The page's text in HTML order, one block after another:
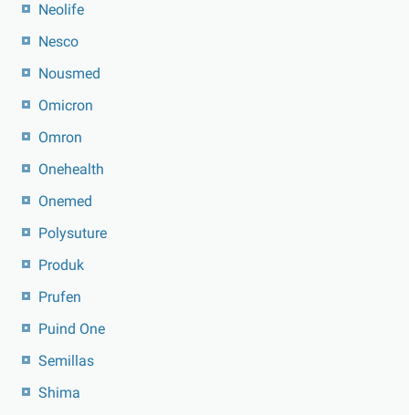
Neolife
Nesco
Nousmed
Omicron
Omron
Onehealth
Onemed
Polysuture
Produk
Prufen
Puind One
Semillas
Shima